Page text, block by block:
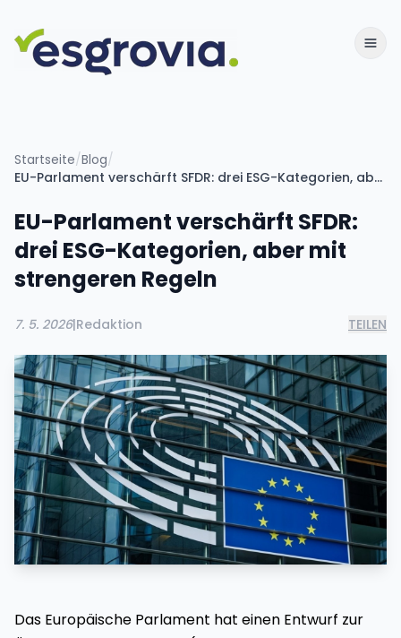
Startseite/Blog/
EU-Parlament verschärft SFDR: drei ESG-Kategorien, aber mit strengeren Regeln
EU-Parlament verschärft SFDR:
drei ESG-Kategorien, aber mit
strengeren Regeln
7. 5. 2026|Redaktion TEILEN
Das Europäische Parlament hat einen Entwurf zur